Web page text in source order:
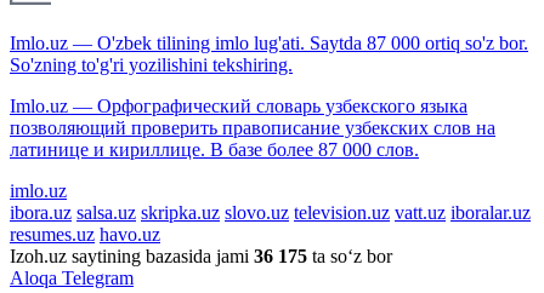
Imlo.uz — O'zbek tilining imlo lug'ati. Saytda 87 000 ortiq so'z bor.
So'zning to'g'ri yozilishini tekshiring.
Imlo.uz — Орфографический словарь узбекского языка
позволяющий проверить правописание узбекских слов на
латинице и кириллице. В базе более 87 000 слов.
imlo.uz
ibora.uz salsa.uz skripka.uz slovo.uz television.uz vatt.uz iboralar.uz
resumes.uz havo.uz
Izoh.uz saytining bazasida jami 36 175 ta so‘z bor
Aloqa Telegram